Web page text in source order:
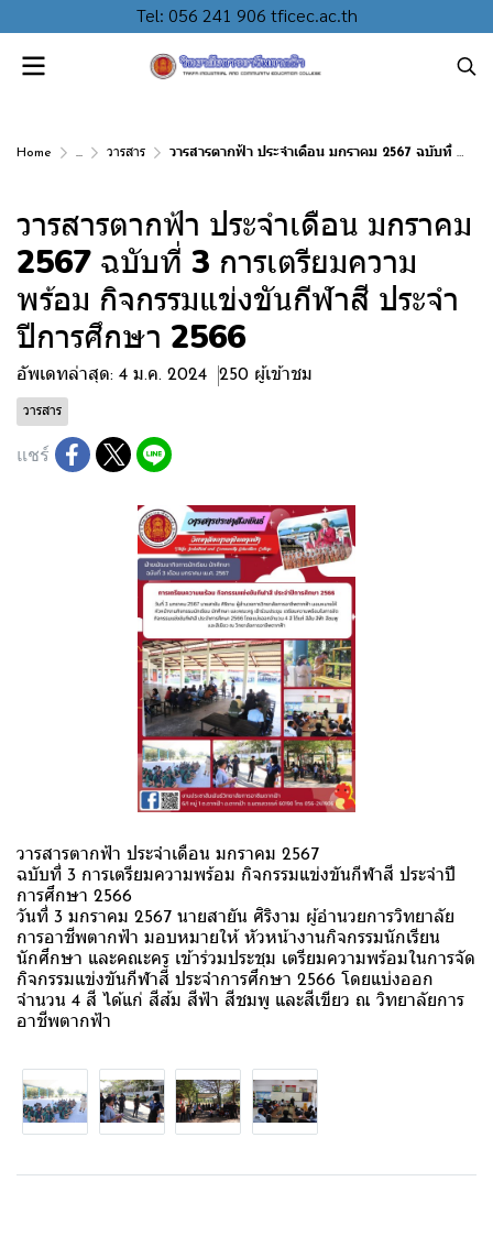
Tel: 056 241 906 tficec.ac.th
Home ... วารสาร วารสารตากฟ้า ประจำเดือน มกราคม 2567 ฉบับที่ 3 การเตรียมความพร้อม กิจกรรมแข่งขันกีฬาสี ประจำปีการศึกษา 2566
วารสารตากฟ้า ประจำเดือน มกราคม
2567 ฉบับที่ 3 การเตรียมความ
พร้อม กิจกรรมแข่งขันกีฬาสี ประจำ
ปีการศึกษา 2566
อัพเดทล่าสุด: 4 ม.ค. 2024 250 ผู้เข้าชม
วารสาร
แชร์
วารสารตากฟ้า ประจำเดือน มกราคม 2567
ฉบับที่ 3 การเตรียมความพร้อม กิจกรรมแข่งขันกีฬาสี ประจำปี
การศึกษา 2566
วันที่ 3 มกราคม 2567 นายสายัน ศิริงาม ผู้อำนวยการวิทยาลัย
การอาชีพตากฟ้า มอบหมายให้ หัวหน้างานกิจกรรมนักเรียน
นักศึกษา และคณะครู เข้าร่วมประชุม เตรียมความพร้อมในการจัด
กิจกรรมแข่งขันกีฬาสี ประจำการศึกษา 2566 โดยแบ่งออก
จำนวน 4 สี ได้แก่ สีส้ม สีฟ้า สีชมพู และสีเขียว ณ วิทยาลัยการ
อาชีพตากฟ้า